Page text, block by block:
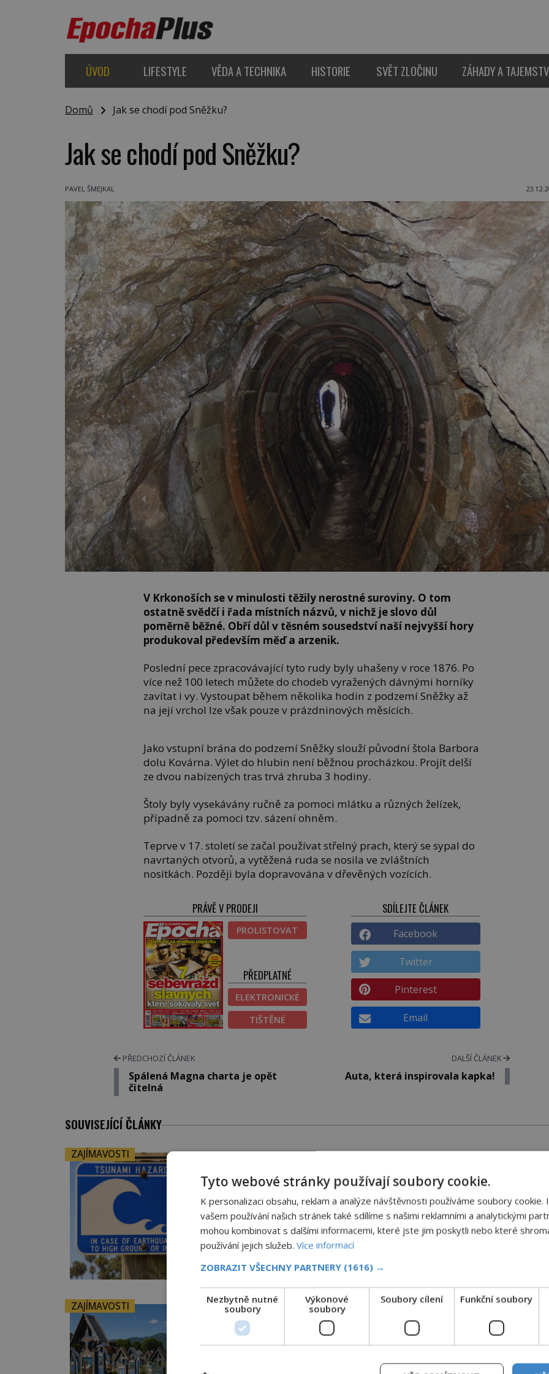
ÚVOD LIFESTYLE VĚDA A TECHNIKA HISTORIE SVĚT ZLOČINU ZÁHADY A
Domů Jak se chodí pod Sněžku?
Jak se chodí pod Sněžku?
PAVEL ŠMEJKAL
V Krkonoších se v minulosti těžily nerostné suroviny. O tom
ostatně svědčí i řada místních názvů, v nichž je slovo důl
poměrně běžné. Obří důl v těsném sousedství naší nejvyšší hory
produkoval především měď a arzenik.
Poslední pece zpracovávající tyto rudy byly uhašeny v roce 1876. Po
více než 100 letech můžete do chodeb vyražených dávnými horníky
zavítat i vy. Vystoupat během několika hodin z podzemí Sněžky až
na její vrchol lze však pouze v prázdninových měsících.
Jako vstupní brána do podzemí Sněžky slouží původní štola Barbora
dolu Kovárna. Výlet do hlubin není běžnou procházkou. Projít delší
ze dvou nabízených tras trvá zhruba 3 hodiny.
Štoly byly vysekávány ručně za pomoci mlátku a různých želízek,
případně za pomoci tzv. sázení ohněm.
Teprve v 17. století se začal používat střelný prach, který se sypal do
navrtaných otvorů, a vytěžená ruda se nosila ve zvláštních
nosítkách. Později byla dopravována v dřevěných vozících.
PRÁVĚ V PRODEJI
PROLISTOVAT
PŘEDPLATNÉ
ELEKTRONICKÉ
TIŠTĚNÉ
SDÍLEJTE ČLÁNEK
Facebook
Twitter
Pinterest
Email
PŘEDCHOZÍ ČLÁNEK
Spálená Magna charta je opět
čitelná
DALŠÍ ČLÁNEK
Auta, která inspirovala kapka!
SOUVISEJÍCÍ ČLÁNKY
ZAJÍMAVOSTI Tsunami: Když voda udeří pěstí!
Nejprve špetka školometské teorie. Výraz tsunami
vznikl spojením japonských slov tsu (přístav) a nami
(vlna). Jedná se o dlouhou vlnu, která je na volném
moři takřka nepostřehnutelná. Ačkoli je vlnová délka
tsunami i 300 kilometrů, výška vlny na volném moři je
maximálně 1,5 metru. Máme se podobné obří vlny
ZAJÍMAVOSTI Veselý hřbitov v Rumunsku: Proč zde
třou pohřební plačky bídu s nouzí?
Hřbitov jako jeviště pro mystérium smrti. Mezi
Tyto webové stránky používají soubory cookie.
K personalizaci obsahu, reklam a analýze návštěvnosti používáme soubory cookie.
vašem používání našich stránek také sdílíme s našimi reklamními a analytickými
mohou kombinovat s dalšími informacemi, které jste jim poskytli nebo které
používání jejich služeb. Více informací
ZOBRAZIT VŠECHNY PARTNERY (1616) →
Nezbytně nutné
soubory
Výkonové
soubory
Soubory cílení Funkční soubory